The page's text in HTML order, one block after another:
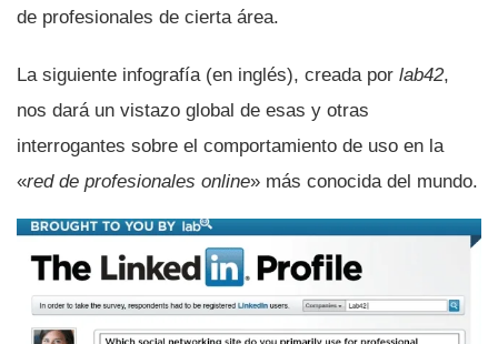
de profesionales de cierta área.
La siguiente infografí­a (en inglés), creada por lab42,
nos dará un vistazo global de esas y otras
interrogantes sobre el comportamiento de uso en la
«red de profesionales online» más conocida del mundo.